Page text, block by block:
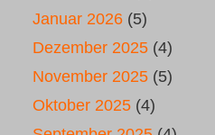
Januar 2026 (5)
Dezember 2025 (4)
November 2025 (5)
Oktober 2025 (4)